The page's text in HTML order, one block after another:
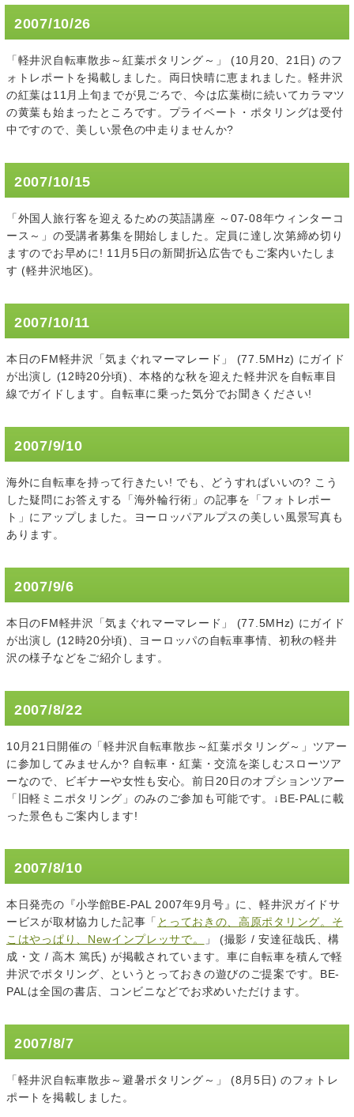
2007/10/26
「軽井沢自転車散歩～紅葉ポタリング～」 (10月20、21日) のフ
ォトレポートを掲載しました。両日快晴に恵まれました。軽井沢
の紅葉は11月上旬までが見ごろで、今は広葉樹に続いてカラマツ
の黄葉も始まったところです。プライベート・ポタリングは受付
中ですので、美しい景色の中走りませんか?
2007/10/15
「外国人旅行客を迎えるための英語講座 ～07-08年ウィンターコ
ース～」の受講者募集を開始しました。定員に達し次第締め切り
ますのでお早めに! 11月5日の新聞折込広告でもご案内いたしま
す (軽井沢地区)。
2007/10/11
本日のFM軽井沢「気まぐれマーマレード」 (77.5MHz) にガイド
が出演し (12時20分頃)、本格的な秋を迎えた軽井沢を自転車目
線でガイドします。自転車に乗った気分でお聞きください!
2007/9/10
海外に自転車を持って行きたい! でも、どうすればいいの? こう
した疑問にお答えする「海外輪行術」の記事を「フォトレポー
ト」にアップしました。ヨーロッパアルプスの美しい風景写真も
あります。
2007/9/6
本日のFM軽井沢「気まぐれマーマレード」 (77.5MHz) にガイド
が出演し (12時20分頃)、ヨーロッパの自転車事情、初秋の軽井
沢の様子などをご紹介します。
2007/8/22
10月21日開催の「軽井沢自転車散歩～紅葉ポタリング～」ツアー
に参加してみませんか? 自転車・紅葉・交流を楽しむスローツア
ーなので、ビギナーや女性も安心。前日20日のオプションツアー
「旧軽ミニポタリング」のみのご参加も可能です。↓BE-PALに載
った景色もご案内します!
2007/8/10
本日発売の『小学館BE-PAL 2007年9月号』に、軽井沢ガイドサ
ービスが取材協力した記事「 とっておきの、高原ポタリング。そ
こはやっぱり、Newインプレッサで。
」 (撮影 / 安達征哉氏、構
成・文 / 高木 篤氏) が掲載されています。車に自転車を積んで軽
井沢でポタリング、というとっておきの遊びのご提案です。BE-
PALは全国の書店、コンビニなどでお求めいただけます。
2007/8/7
「軽井沢自転車散歩～避暑ポタリング～」 (8月5日) のフォトレ
ポートを掲載しました。